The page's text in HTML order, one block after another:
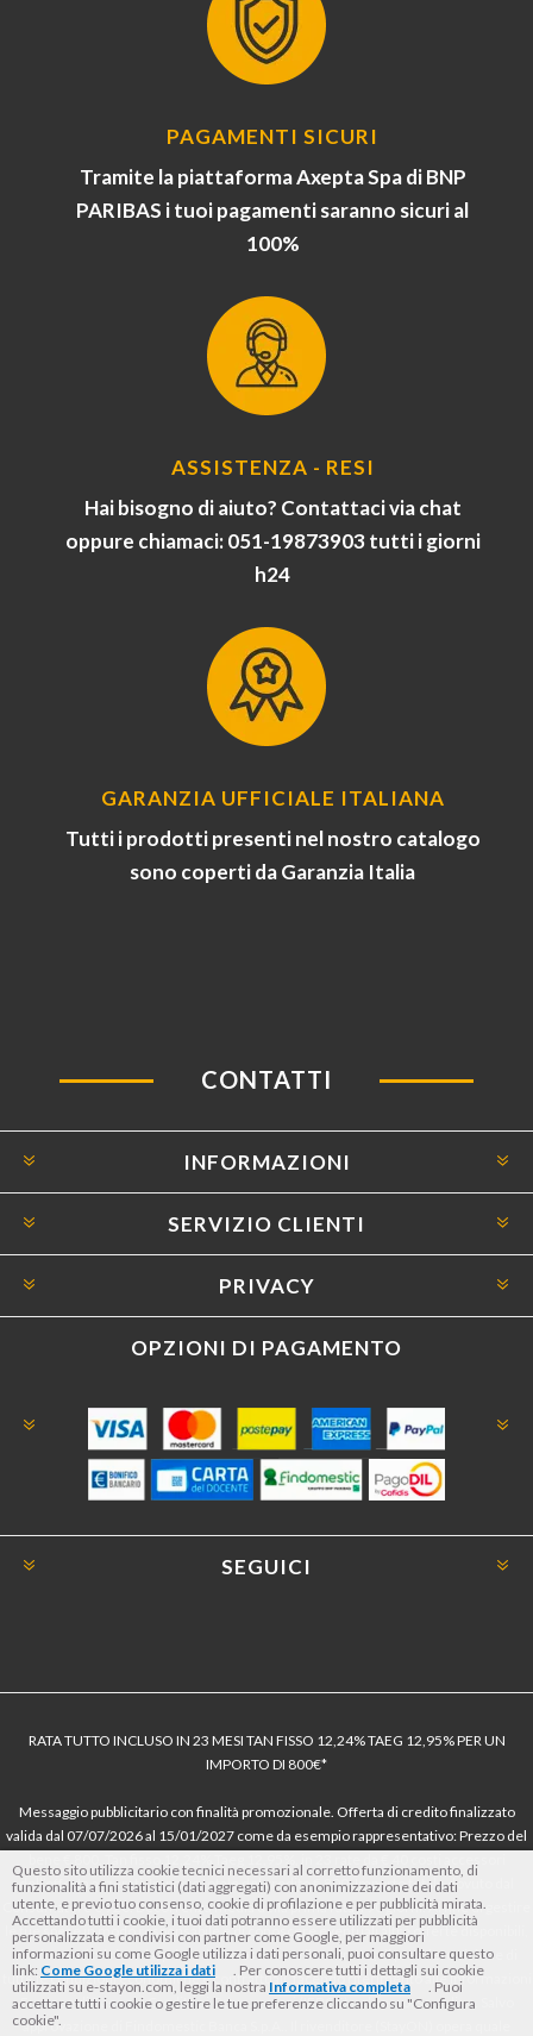
PAGAMENTI SICURI
Tramite la piattaforma Axepta Spa di BNP
PARIBAS i tuoi pagamenti saranno sicuri al
100%
ASSISTENZA - RESI
Hai bisogno di aiuto? Contattaci via chat
oppure chiamaci: 051-19873903 tutti i giorni
h24
GARANZIA UFFICIALE ITALIANA
Tutti i prodotti presenti nel nostro catalogo
sono coperti da Garanzia Italia
CONTATTI
INFORMAZIONI
SERVIZIO CLIENTI
PRIVACY
OPZIONI DI PAGAMENTO
SEGUICI
RATA TUTTO INCLUSO IN 23 MESI TAN FISSO 12,24% TAEG 12,95% PER UN
IMPORTO DI 800€*
Messaggio pubblicitario con finalità promozionale. Offerta di credito finalizzato
valida dal 07/07/2026 al 15/01/2027 come da esempio rappresentativo: Prezzo del
dell’offerta azzerati. Importo totale del credito € 800. Importo totale dovuto dal
Consumatore € 920. Decorrenza media della prima rata a 90 giorni. Al fine di gestire
le tue spese in modo responsabile e di conoscere eventuali altre offerte disponibili,
Findomestic ti ricorda, prima di sottoscrivere il contratto, di prendere visione di
tutte le condizioni economiche e contrattuali, facendo riferimento alle Informazioni
Europee di Base sul Credito ai Consumatori (IEBCC) nel percorso online. Salvo
approvazione di Findomestic Banca S.p.A.. Il rivenditore (StayON) opera quale
Questo sito utilizza cookie tecnici necessari al corretto funzionamento, di
funzionalità a fini statistici (dati aggregati) con anonimizzazione dei dati
utente, e previo tuo consenso, cookie di profilazione e per pubblicità mirata.
Accettando tutti i cookie, i tuoi dati potranno essere utilizzati per pubblicità
personalizzata e condivisi con partner come Google, per maggiori
informazioni su come Google utilizza i dati personali, puoi consultare questo
link: Come Google utilizza i dati
. Per conoscere tutti i dettagli sui cookie
utilizzati su e-stayon.com, leggi la nostra Informativa completa
. Puoi
accettare tutti i cookie o gestire le tue preferenze cliccando su "Configura
cookie".